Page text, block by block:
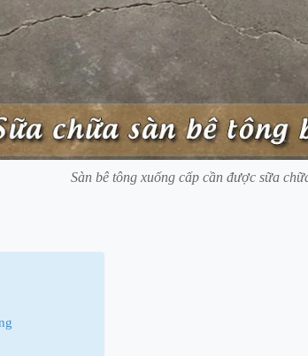
Sàn bê tông xuống cấp cần được sữa